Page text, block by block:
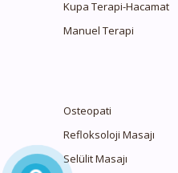
Kupa Terapi-Hacamat
Manuel Terapi
Osteopati
Refloksoloji Masajı
Selülit Masajı